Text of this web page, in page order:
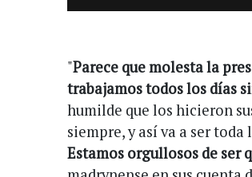
"Parece que molesta la
trabajamos todos los días
humilde que los hicieron
siempre, y así va a ser
Estamos orgullosos de ser